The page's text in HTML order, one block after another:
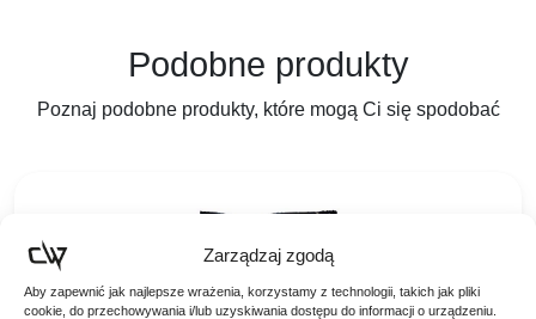
Zarządzaj zgodą
Aby zapewnić jak najlepsze wrażenia, korzystamy z technologii, takich jak pliki
cookie, do przechowywania i/lub uzyskiwania dostępu do informacji o urządzeniu.
Podobne produkty
Poznaj podobne produkty, które mogą Ci się spodobać